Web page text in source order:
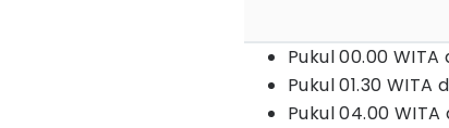
Pukul 00.00
Pukul 01.30
Pukul 04.00